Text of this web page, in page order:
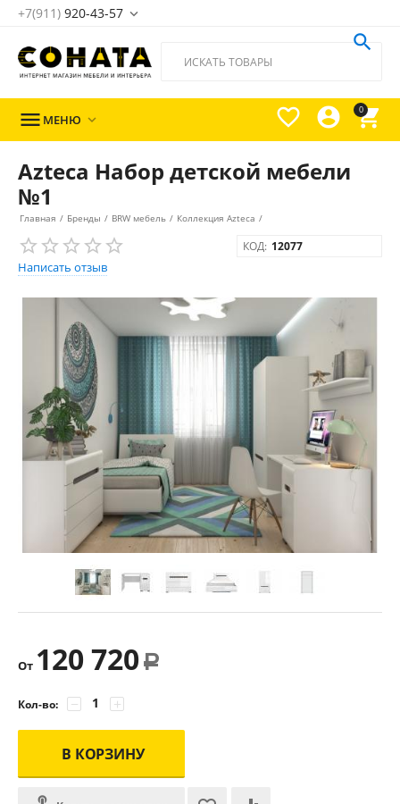
+7(911) 920-43-57 
0




 МЕНЮ 
Azteca Набор детской мебели
№1
Главная / Бренды / BRW мебель / Коллекция Azteca /
Написать отзыв
КОД: 12077
От 120 720 Р
Кол-во: +
−
В КОРЗИНУ